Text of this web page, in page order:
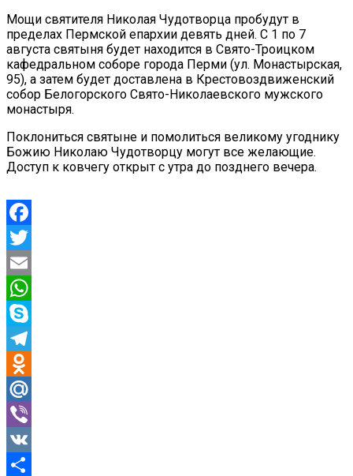
Мощи святителя Николая Чудотворца пробудут в
пределах Пермской епархии девять дней. С 1 по 7
августа святыня будет находится в Свято-Троицком
кафедральном соборе города Перми (ул. Монастырская,
95), а затем будет доставлена в Крестовоздвиженский
собор Белогорского Свято-Николаевского мужского
монастыря.
Поклониться святыне и помолиться великому угоднику
Божию Николаю Чудотворцу могут все желающие.
Доступ к ковчегу открыт с утра до позднего вечера.
Facebook
Twitter
Email
WhatsApp
Skype
Telegram
Odnoklassniki
Mail.Ru
Viber
VK